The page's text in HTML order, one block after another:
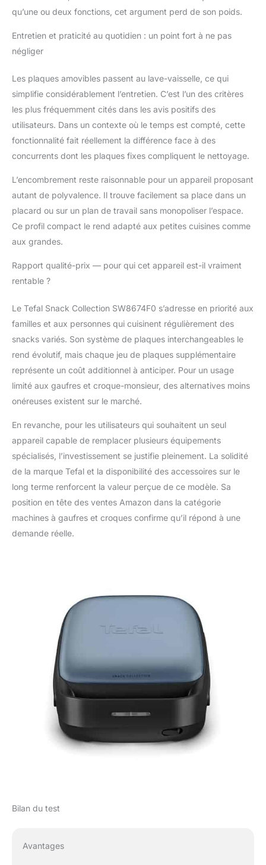
qu’une ou deux fonctions, cet argument perd de son poids.
Entretien et praticité au quotidien : un point fort à ne pas
négliger
Les plaques amovibles passent au lave-vaisselle, ce qui
simplifie considérablement l’entretien. C’est l’un des critères
les plus fréquemment cités dans les avis positifs des
utilisateurs. Dans un contexte où le temps est compté, cette
fonctionnalité fait réellement la différence face à des
concurrents dont les plaques fixes compliquent le nettoyage.
L’encombrement reste raisonnable pour un appareil proposant
autant de polyvalence. Il trouve facilement sa place dans un
placard ou sur un plan de travail sans monopoliser l’espace.
Ce profil compact le rend adapté aux petites cuisines comme
aux grandes.
Rapport qualité-prix — pour qui cet appareil est-il vraiment
rentable ?
Le Tefal Snack Collection SW8674F0 s’adresse en priorité aux
familles et aux personnes qui cuisinent régulièrement des
snacks variés. Son système de plaques interchangeables le
rend évolutif, mais chaque jeu de plaques supplémentaire
représente un coût additionnel à anticiper. Pour un usage
limité aux gaufres et croque-monsieur, des alternatives moins
onéreuses existent sur le marché.
En revanche, pour les utilisateurs qui souhaitent un seul
appareil capable de remplacer plusieurs équipements
spécialisés, l’investissement se justifie pleinement. La solidité
de la marque Tefal et la disponibilité des accessoires sur le
long terme renforcent la valeur perçue de ce modèle. Sa
position en tête des ventes Amazon dans la catégorie
machines à gaufres et croques confirme qu’il répond à une
demande réelle.
Bilan du test
Avantages